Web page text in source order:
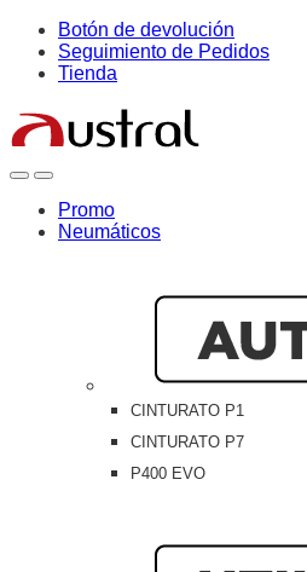
Skip
navigation
Skip
content
Botón de devolución
Seguimiento de Pedidos
Tienda
OpenClose
Promo
Neumáticos
CINTURATO P1
CINTURATO P7
P400 EVO